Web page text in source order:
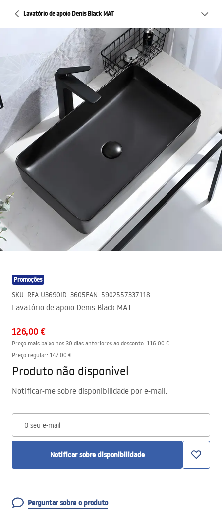
Lavatório de apoio Denis Black MAT
Promoções
SKU: REA-U3690ID: 3605EAN: 5902557337118
Lavatório de apoio Denis Black MAT
126,00 €
Preço mais baixo nos 30 dias anteriores ao desconto: 116,00 €
Preço regular: 147,00 €
Produto não disponível
Notificar-me sobre disponibilidade por e-mail.
O seu e-mail
Notificar sobre disponibilidade
Perguntar sobre o produto